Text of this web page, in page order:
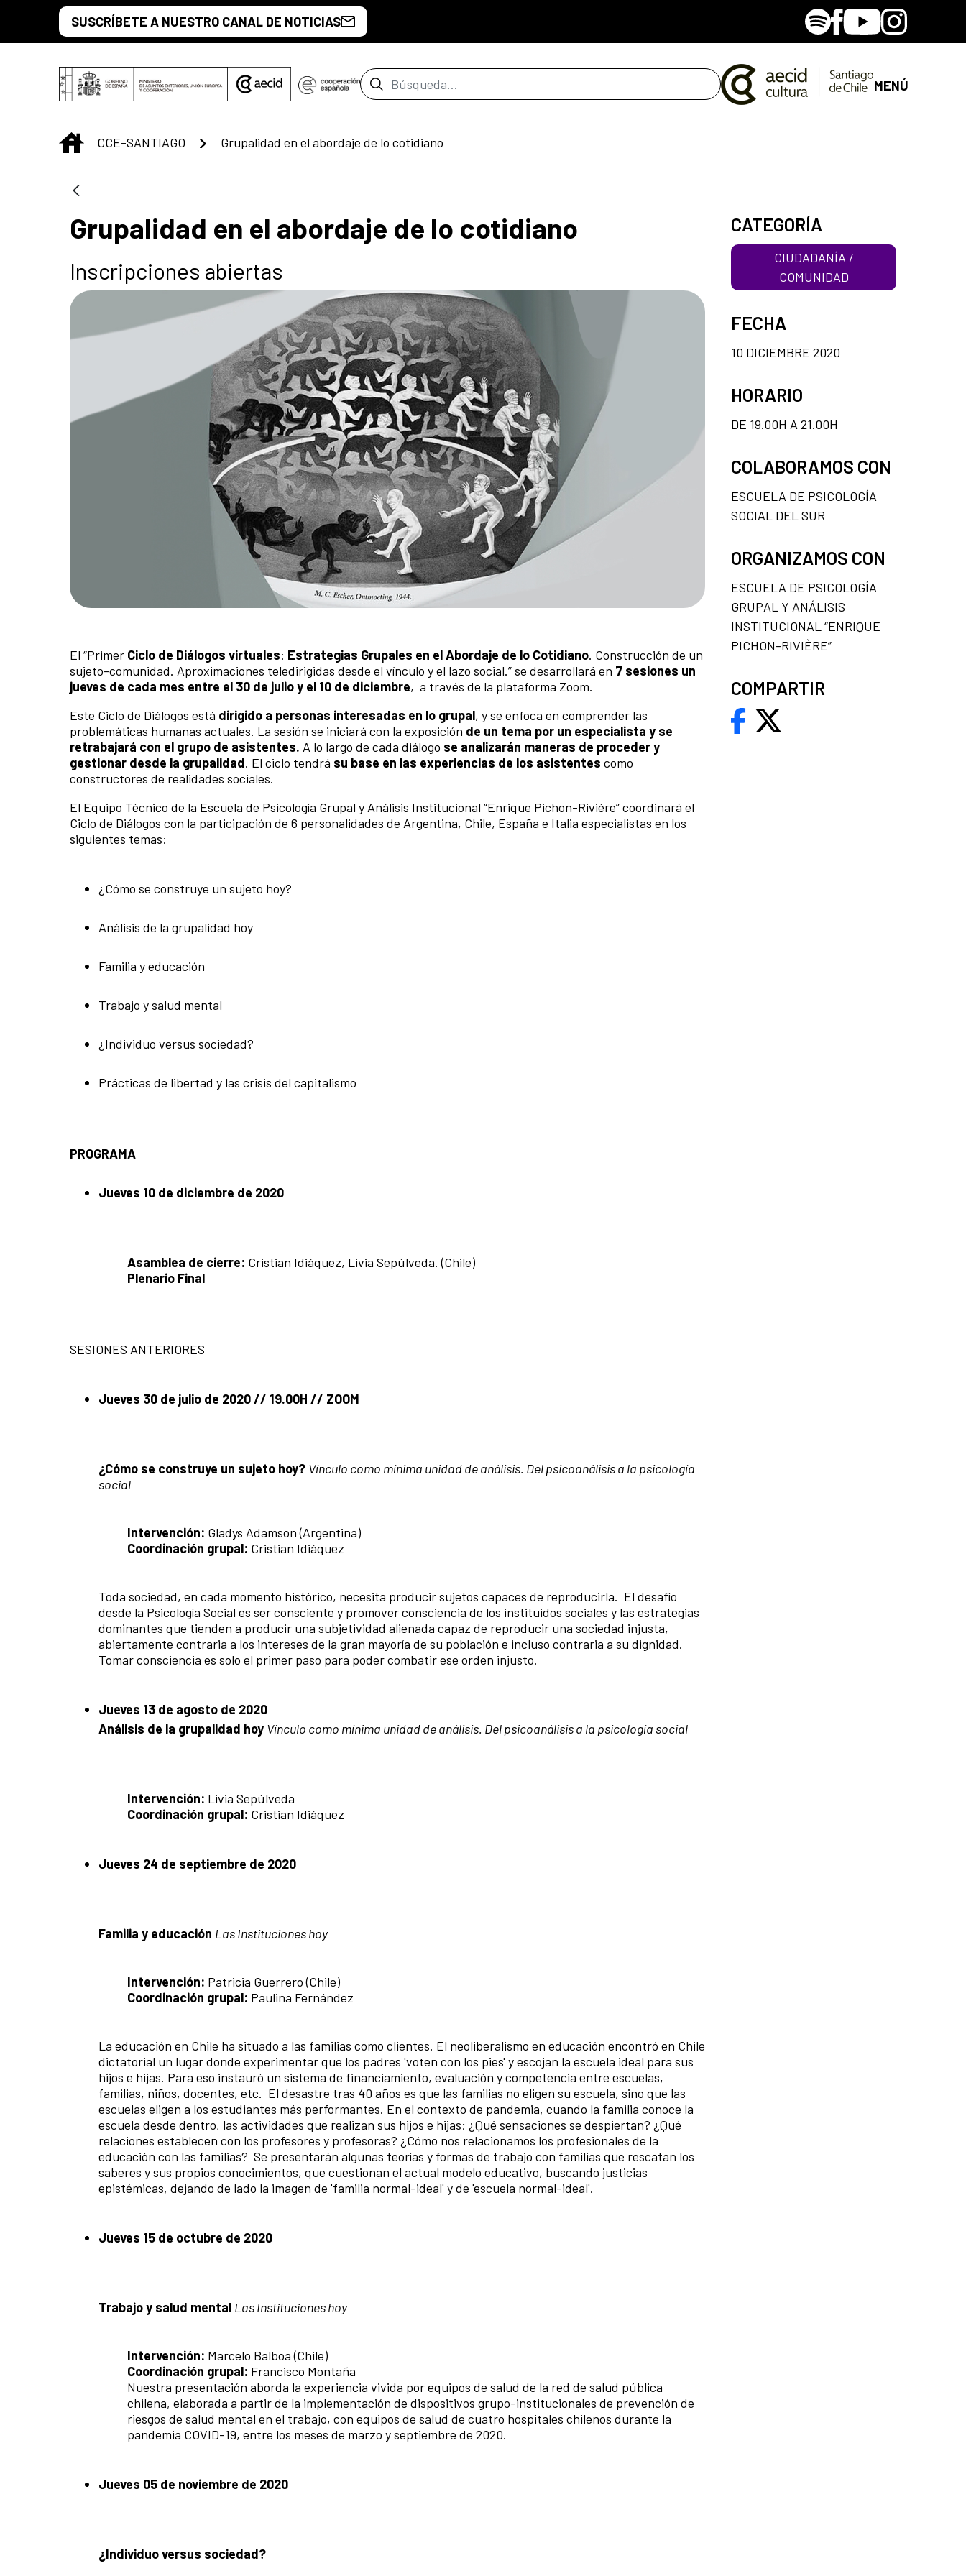
Saltar al contenido principal
SUSCRÍBETE A NUESTRO CANAL DE NOTICIAS SpotifyFacebook
YoutubeInstagram
Barra de búsqueda MENÚ
INICIO
CCE-SANTIAGO Grupalidad en el abordaje de lo cotidiano
Grupalidad en el abordaje de lo cotidiano
Inscripciones abiertas
El “Primer Ciclo de Diálogos virtuales: Estrategias Grupales en el Abordaje de lo Cotidiano. Construcción de un
sujeto-comunidad. Aproximaciones teledirigidas desde el vínculo y el lazo social.” se desarrollará en 7 sesiones un
jueves de cada mes entre el 30 de julio y el 10 de diciembre, a través de la plataforma Zoom.
Este Ciclo de Diálogos está dirigido a personas interesadas en lo grupal, y se enfoca en comprender las
problemáticas humanas actuales. La sesión se iniciará con la exposición de un tema por un especialista y se
retrabajará con el grupo de asistentes. A lo largo de cada diálogo se analizarán maneras de proceder y
gestionar desde la grupalidad. El ciclo tendrá su base en las experiencias de los asistentes como
constructores de realidades sociales.
El Equipo Técnico de la Escuela de Psicología Grupal y Análisis Institucional “Enrique Pichon-Riviére” coordinará el
Ciclo de Diálogos con la participación de 6 personalidades de Argentina, Chile, España e Italia especialistas en los
siguientes temas:
¿Cómo se construye un sujeto hoy?
Análisis de la grupalidad hoy
Familia y educación
Trabajo y salud mental
¿Individuo versus sociedad?
Prácticas de libertad y las crisis del capitalismo
PROGRAMA
Jueves 10 de diciembre de 2020
Asamblea de cierre: Cristian Idiáquez, Livia Sepúlveda. (Chile)
Plenario Final
SESIONES ANTERIORES
Jueves 30 de julio de 2020 // 19.00H // ZOOM
¿Cómo se construye un sujeto hoy? Vínculo como mínima unidad de análisis. Del psicoanálisis a la psicología
social
Intervención: Gladys Adamson (Argentina)
Coordinación grupal: Cristian Idiáquez
Toda sociedad, en cada momento histórico, necesita producir sujetos capaces de reproducirla. El desafío
desde la Psicología Social es ser consciente y promover consciencia de los instituidos sociales y las estrategias
dominantes que tienden a producir una subjetividad alienada capaz de reproducir una sociedad injusta,
abiertamente contraria a los intereses de la gran mayoría de su población e incluso contraria a su dignidad.
Tomar consciencia es solo el primer paso para poder combatir ese orden injusto.
Jueves 13 de agosto de 2020
Análisis de la grupalidad hoy Vínculo como mínima unidad de análisis. Del psicoanálisis a la psicología social
Intervención: Livia Sepúlveda
Coordinación grupal: Cristian Idiáquez
Jueves 24 de septiembre de 2020
Familia y educación Las Instituciones hoy
Intervención: Patricia Guerrero (Chile)
Coordinación grupal: Paulina Fernández
La educación en Chile ha situado a las familias como clientes. El neoliberalismo en educación encontró en Chile
dictatorial un lugar donde experimentar que los padres 'voten con los pies' y escojan la escuela ideal para sus
hijos e hijas. Para eso instauró un sistema de financiamiento, evaluación y competencia entre escuelas,
familias, niños, docentes, etc. El desastre tras 40 años es que las familias no eligen su escuela, sino que las
escuelas eligen a los estudiantes más performantes. En el contexto de pandemia, cuando la familia conoce la
escuela desde dentro, las actividades que realizan sus hijos e hijas; ¿Qué sensaciones se despiertan? ¿Qué
relaciones establecen con los profesores y profesoras? ¿Cómo nos relacionamos los profesionales de la
educación con las familias? Se presentarán algunas teorías y formas de trabajo con familias que rescatan los
saberes y sus propios conocimientos, que cuestionan el actual modelo educativo, buscando justicias
epistémicas, dejando de lado la imagen de 'familia normal-ideal' y de 'escuela normal-ideal'.
Jueves 15 de octubre de 2020
Trabajo y salud mental Las Instituciones hoy
Intervención: Marcelo Balboa (Chile)
Coordinación grupal: Francisco Montaña
Nuestra presentación aborda la experiencia vivida por equipos de salud de la red de salud pública
chilena, elaborada a partir de la implementación de dispositivos grupo-institucionales de prevención de
riesgos de salud mental en el trabajo, con equipos de salud de cuatro hospitales chilenos durante la
pandemia COVID-19, entre los meses de marzo y septiembre de 2020.
Jueves 05 de noviembre de 2020
¿Individuo versus sociedad?
CATEGORÍA
CIUDADANÍA /
COMUNIDAD
FECHA
10 DICIEMBRE 2020
HORARIO
DE 19.00H A 21.00H
COLABORAMOS CON
ESCUELA DE PSICOLOGÍA
SOCIAL DEL SUR
ORGANIZAMOS CON
ESCUELA DE PSICOLOGÍA
GRUPAL Y ANÁLISIS
INSTITUCIONAL “ENRIQUE
PICHON-RIVIÈRE”
COMPARTIR